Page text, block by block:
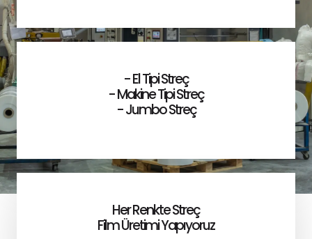
- El Tipi Streç
- Makine Tipi Streç
- Jumbo Streç
Her Renkte Streç
Film Üretimi Yapıyoruz